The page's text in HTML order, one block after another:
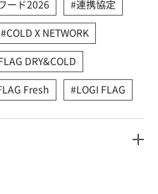
ード2026
連携協定
COLD X NETWORK
DRY&COLD
Fresh LOGI FLAG